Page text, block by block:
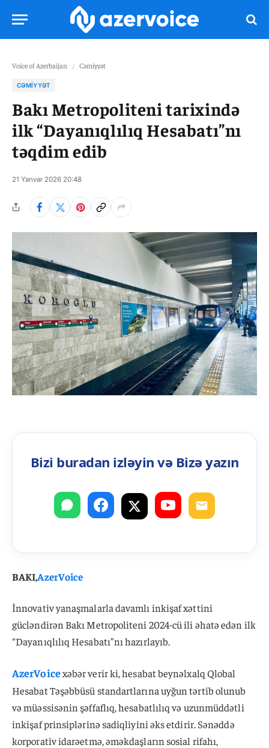
Voice of Azerbaijan / Cəmiyyət
CƏMIYYƏT
Bakı Metropoliteni tarixində
ilk “Dayanıqlılıq Hesabatı”nı
təqdim edib
21 Yanvar 2026 20:48
Bizi buradan izləyin və Bizə yazın
BAKI,AzerVoice
İnnovativ yanaşmalarla davamlı inkişaf xəttini
gücləndirən Bakı Metropoliteni 2024-cü ili əhatə edən ilk
“Dayanıqlılıq Hesabatı”nı hazırlayıb.
AzerVoicexəbər verir ki, hesabat beynəlxalq Qlobal
Hesabat Təşəbbüsü standartlarına uyğun tərtib olunub
və müəssisənin şəffaflıq, hesabatlılıq və uzunmüddətli
inkişaf prinsiplərinə sadiqliyini əks etdirir. Sənəddə
korporativ idarəetmə, əməkdaşların sosial rifahı,